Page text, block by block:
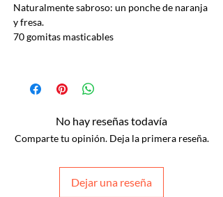
Naturalmente sabroso: un ponche de naranja
y fresa.
70 gomitas masticables
No hay reseñas todavía
Comparte tu opinión. Deja la primera reseña.
Dejar una reseña